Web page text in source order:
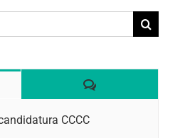
Comentaris
CCCC